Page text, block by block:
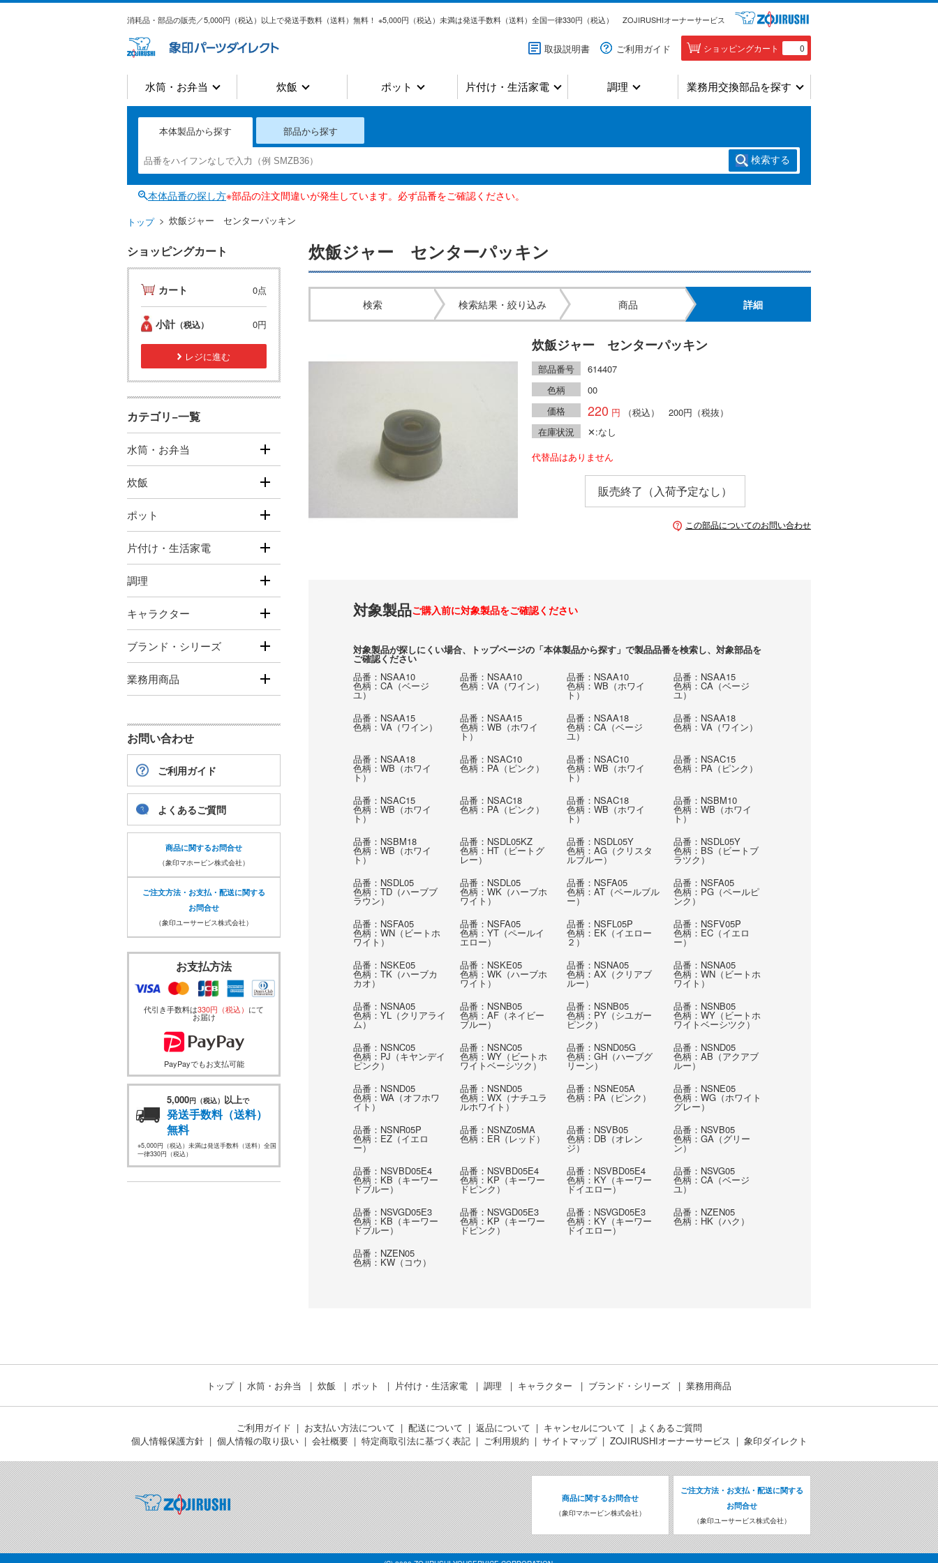
消耗品・部品の販売／5,000円（税込）以上で発送手数料（送料）無料！ ※5,000円（税込）未満は発送手数料（送料）全国一律330円（税込） ZOJIRUSHIオーナーサービス
取扱説明書 ご利用ガイド ショッピングカート 0
水筒・お弁当 炊飯 ポット 片付け・生活家電 調理 業務用交換部品を探す
本体製品から探す 部品から探す
検索する
本体品番の探し方※部品の注文間違いが発生しています。必ず品番をご確認ください。
トップ 炊飯ジャー センターパッキン
炊飯ジャー センターパッキン
検索 検索結果・絞り込み 商品 詳細
炊飯ジャー センターパッキン
部品番号
614407
色柄
00
価格
220 （税込） 200円 （税抜）
在庫状況
✕:なし
代替品はありません
販売終了（入荷予定なし）
この部品についてのお問い合わせ
対象製品ご購入前に対象製品をご確認ください
対象製品が探しにくい場合、トップページの「本体製品から探す」で製品品番を検索し、対象部品を
ご確認ください
品番：NSAA10
色柄：CA（ベージ
ユ）
品番：NSAA10
色柄：VA（ワイン）
品番：NSAA10
色柄：WB（ホワイ
ト）
品番：NSAA15
色柄：CA（ベージ
ユ）
品番：NSAA15
色柄：VA（ワイン）
品番：NSAA15
色柄：WB（ホワイ
ト）
品番：NSAA18
色柄：CA（ベージ
ユ）
品番：NSAA18
色柄：VA（ワイン）
品番：NSAA18
色柄：WB（ホワイ
ト）
品番：NSAC10
色柄：PA（ピンク）
品番：NSAC10
色柄：WB（ホワイ
ト）
品番：NSAC15
色柄：PA（ピンク）
品番：NSAC15
色柄：WB（ホワイ
ト）
品番：NSAC18
色柄：PA（ピンク）
品番：NSAC18
色柄：WB（ホワイ
ト）
品番：NSBM10
色柄：WB（ホワイ
ト）
品番：NSBM18
色柄：WB（ホワイ
ト）
品番：NSDL05KZ
色柄：HT（ビートグ
レー）
品番：NSDL05Y
色柄：AG（クリスタ
ルブルー）
品番：NSDL05Y
色柄：BS（ビートブ
ラツク）
品番：NSDL05
色柄：TD（ハーブブ
ラウン）
品番：NSDL05
色柄：WK（ハーブホ
ワイト）
品番：NSFA05
色柄：AT（ペールブル
ー）
品番：NSFA05
色柄：PG（ペールピ
ンク）
品番：NSFA05
色柄：WN（ビートホ
ワイト）
品番：NSFA05
色柄：YT（ペールイ
エロー）
品番：NSFL05P
色柄：EK（イエロー
２）
品番：NSFV05P
色柄：EC（イエロ
ー）
品番：NSKE05
色柄：TK（ハーブカ
カオ）
品番：NSKE05
色柄：WK（ハーブホ
ワイト）
品番：NSNA05
色柄：AX（クリアブ
ルー）
品番：NSNA05
色柄：WN（ビートホ
ワイト）
品番：NSNA05
色柄：YL（クリアライ
ム）
品番：NSNB05
色柄：AF（ネイビー
ブルー）
品番：NSNB05
色柄：PY（シユガー
ピンク）
品番：NSNB05
色柄：WY（ビートホ
ワイトベーシツク）
品番：NSNC05
色柄：PJ（キヤンデイ
ピンク）
品番：NSNC05
色柄：WY（ビートホ
ワイトベーシツク）
品番：NSND05G
色柄：GH（ハーブグ
リーン）
品番：NSND05
色柄：AB（アクアブ
ルー）
品番：NSND05
色柄：WA（オフホワ
イト）
品番：NSND05
色柄：WX（ナチユラ
ルホワイト）
品番：NSNE05A
色柄：PA（ピンク）
品番：NSNE05
色柄：WG（ホワイト
グレー）
品番：NSNR05P
色柄：EZ（イエロ
ー）
品番：NSNZ05MA
色柄：ER（レッド）
品番：NSVB05
色柄：DB（オレン
ジ）
品番：NSVB05
色柄：GA（グリー
ン）
品番：NSVBD05E4
色柄：KB（キーワー
ドブルー）
品番：NSVBD05E4
色柄：KP（キーワー
ドピンク）
品番：NSVBD05E4
色柄：KY（キーワー
ドイエロー）
品番：NSVG05
色柄：CA（ベージ
ユ）
品番：NSVGD05E3
色柄：KB（キーワー
ドブルー）
品番：NSVGD05E3
色柄：KP（キーワー
ドピンク）
品番：NSVGD05E3
色柄：KY（キーワー
ドイエロー）
品番：NZEN05
色柄：HK（ハク）
品番：NZEN05
色柄：KW（コウ）
ショッピングカート
カート 0点
小計 （税込） 0円
レジに進む
カテゴリ−一覧
水筒・お弁当
炊飯
ポット
片付け・生活家電
調理
キャラクター
ブランド・シリーズ
業務用商品
お問い合わせ
ご利用ガイド
よくあるご質問
商品に関するお問合せ
（象印マホービン株式会社）
ご注文方法・お支払・配送に関する
お問合せ
（象印ユーサービス株式会社）
お支払方法
代引き手数料は330円（税込） にて
お届け
PayPayでもお支払可能
5,000円（税込） 以上で
発送手数料（送料）
無料
※5,000円（税込）未満は発送手数料（送料）全国
一律330円（税込）
トップ 水筒・お弁当 炊飯 ポット 片付け・生活家電 調理 キャラクター ブランド・シリーズ 業務用商品
ご利用ガイド お支払い方法について 配送について 返品について キャンセルについて
よくあるご質問
個人情報保護方針
個人情報の取り扱い 会社概要 特定商取引法に基づく表記 ご利用規約 サイトマップ ZOJIRUSHIオーナーサービス 象印ダイレクト
商品に関するお問合せ
（象印マホービン株式会社）
ご注文方法・お支払・配送に関する
お問合せ
（象印ユーサービス株式会社）